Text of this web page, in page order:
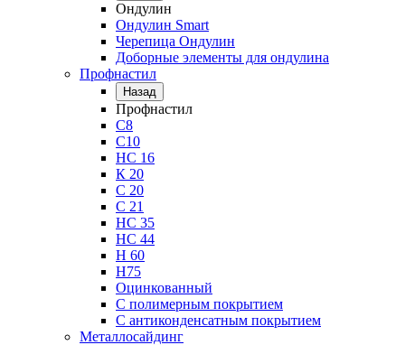
Ондулин
Ондулин Smart
Черепица Ондулин
Доборные элементы для ондулина
Профнастил
Назад
Профнастил
С8
С10
НС 16
К 20
С 20
С 21
НС 35
НС 44
Н 60
Н75
Оцинкованный
С полимерным покрытием
С антиконденсатным покрытием
Металлосайдинг